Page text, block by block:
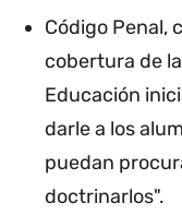
Código Penal,
cobertura de
Educación
darle a los
puedan
doctrinarlos".